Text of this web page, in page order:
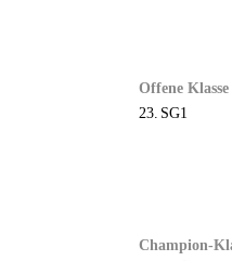
Offene
23. SG1
Champion-